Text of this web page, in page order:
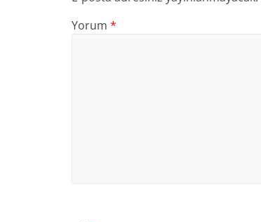
Yorum *